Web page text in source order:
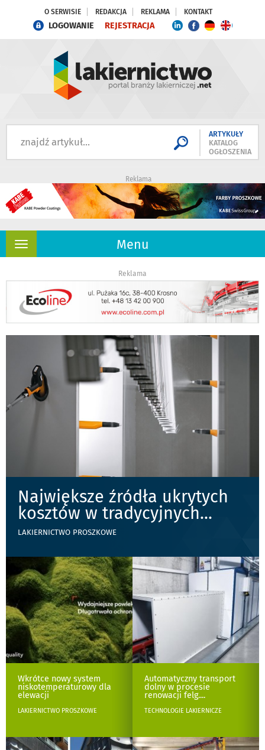
O SERWISIE REDAKCJA REKLAMA KONTAKT
LOGOWANIE REJESTRACJA
ARTYKUŁY
KATALOG
OGŁOSZENIA
Reklama
Menu
Rozwiń
Reklama
Największe źródła ukrytych
kosztów w tradycyjnych...
LAKIERNICTWO PROSZKOWE
Wkrótce nowy system
niskotemperaturowy dla
elewacji
LAKIERNICTWO PROSZKOWE
Automatyczny transport
dolny w procesie
renowacji felg....
TECHNOLOGIE LAKIERNICZE